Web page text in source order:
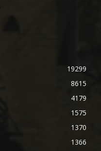
19299
8615
4179
1575
1370
1366